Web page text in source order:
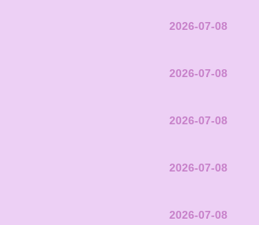
2026-07-08
2026-07-08
2026-07-08
2026-07-08
2026-07-08